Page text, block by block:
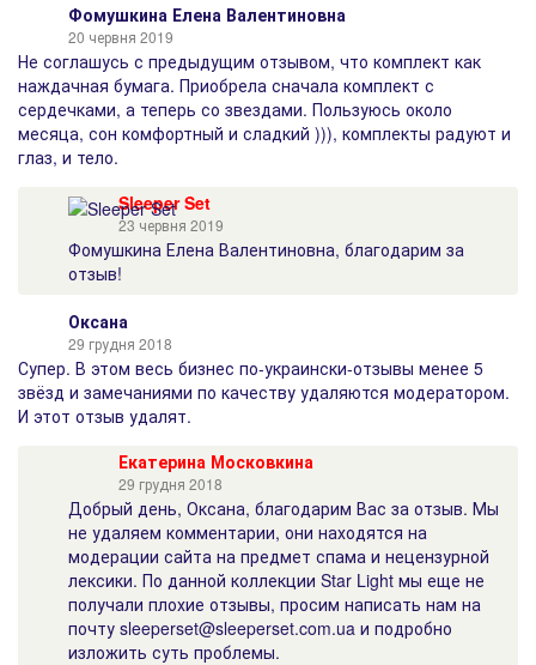
Фомушкина Елена Валентиновна
20 червня 2019
Не соглашусь с предыдущим отзывом, что комплект как
наждачная бумага. Приобрела сначала комплект с
сердечками, а теперь со звездами. Пользуюсь около
месяца, сон комфортный и сладкий ))), комплекты радуют и
глаз, и тело.
Sleeper Set
23 червня 2019
Фомушкина Елена Валентиновна, благодарим за
отзыв!
Оксана
29 грудня 2018
Супер. В этом весь бизнес по-украински-отзывы менее 5
звёзд и замечаниями по качеству удаляются модератором.
И этот отзыв удалят.
Екатерина Московкина
29 грудня 2018
Добрый день, Оксана, благодарим Вас за отзыв. Мы
не удаляем комментарии, они находятся на
модерации сайта на предмет спама и нецензурной
лексики. По данной коллекции Star Light мы еще не
получали плохие отзывы, просим написать нам на
почту sleeperset@sleeperset.com.ua и подробно
изложить суть проблемы.